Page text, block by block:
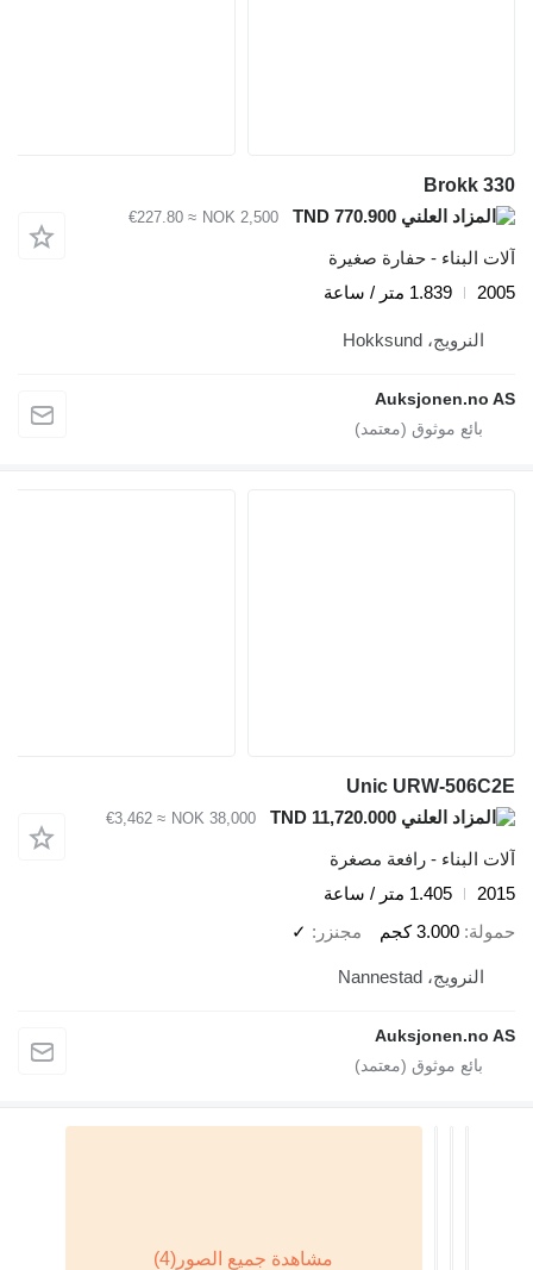
Brokk 330
NOK 2,500
≈ €227.80
آلات البناء - حفارة صغيرة
2005
1.839 متر / ساعة
النرويج، Hokksund
Auksjonen.no AS
Unic URW-506C2E
NOK 38,000
≈ €3,462
آلات البناء - رافعة مصغرة
2015
1.405 متر / ساعة
حمولة 3.000 كجم مجنزر ✓
النرويج، Nannestad
Auksjonen.no AS